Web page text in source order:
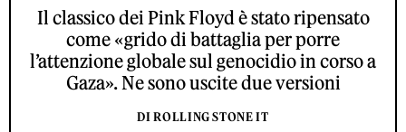
Il classico dei Pink Floyd è stato ripensato
come «grido di battaglia per porre
l’attenzione globale sul genocidio in corso a
Gaza». Ne sono uscite due versioni
DI ROLLING STONE IT